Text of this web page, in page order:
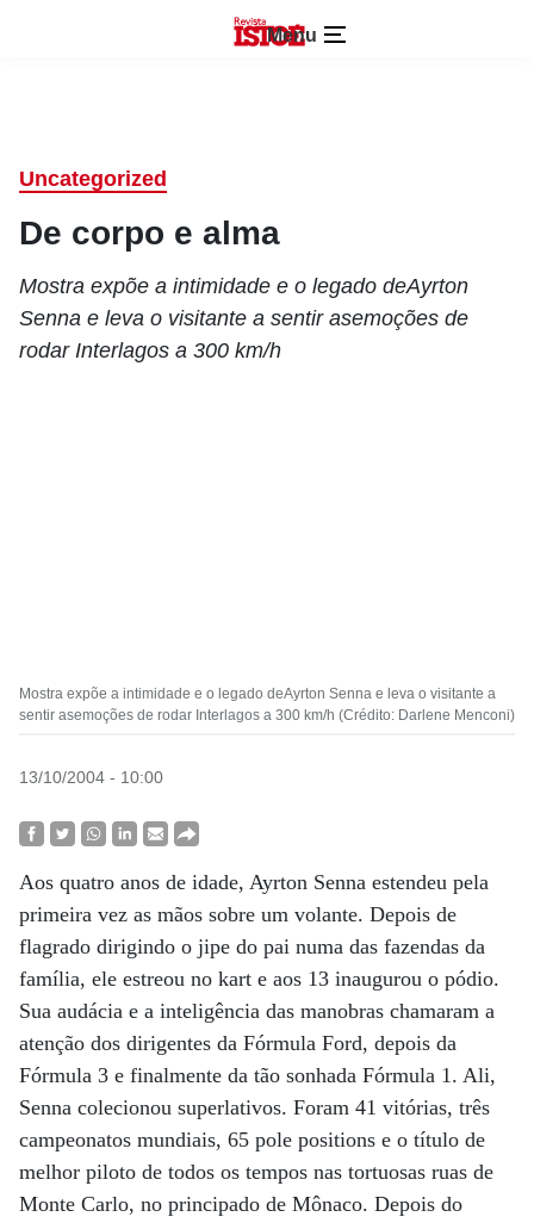
Menu
Uncategorized
De corpo e alma
Mostra expõe a intimidade e o legado deAyrton
Senna e leva o visitante a sentir asemoções de
rodar Interlagos a 300 km/h
Mostra expõe a intimidade e o legado deAyrton Senna e leva o visitante a
sentir asemoções de rodar Interlagos a 300 km/h (Crédito: Darlene Menconi)
13/10/2004 - 10:00
Aos quatro anos de idade, Ayrton Senna estendeu pela
primeira vez as mãos sobre um volante. Depois de
flagrado dirigindo o jipe do pai numa das fazendas da
família, ele estreou no kart e aos 13 inaugurou o pódio.
Sua audácia e a inteligência das manobras chamaram a
atenção dos dirigentes da Fórmula Ford, depois da
Fórmula 3 e finalmente da tão sonhada Fórmula 1. Ali,
Senna colecionou superlativos. Foram 41 vitórias, três
campeonatos mundiais, 65 pole positions e o título de
melhor piloto de todos os tempos nas tortuosas ruas de
Monte Carlo, no principado de Mônaco. Depois do